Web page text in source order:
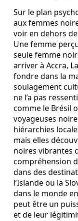
Sur le plan
aux femmes
voir en dehors
Une femme
seule femme
arriver à Accra,
fondre dans la
soulagement
ne l’a pas
comme le Brésil
voyageuses
hiérarchies
mais elles
noires vibrantes
compréhension
dans des
l’Islande ou la
dans le monde
peut être un
et de leur